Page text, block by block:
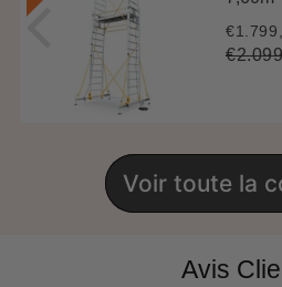
Prix
réduit
Prix
Voir toute la
Avis